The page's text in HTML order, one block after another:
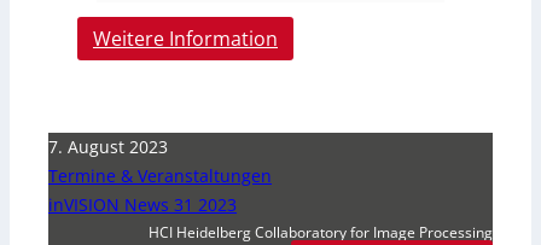
Weitere Information
7. August 2023
Termine & Veranstaltungen
inVISION News 31 2023
HCI Heidelberg Collaboratory for Image Processing